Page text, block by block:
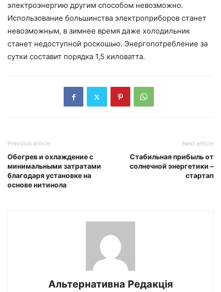
электроэнергию другим способом невозможно.
Использование большинства электроприборов станет
невозможным, в зимнее время даже холодильник
станет недоступной роскошью. Энергопотребление за
сутки составит порядка 1,5 киловатта.
Previous article
Обогрев и охлаждение с
минимальными затратами
благодаря установке на
основе нитинола
Next article
Стабильная прибыль от
солнечной энергетики –
стартап
Альтернативна Редакція